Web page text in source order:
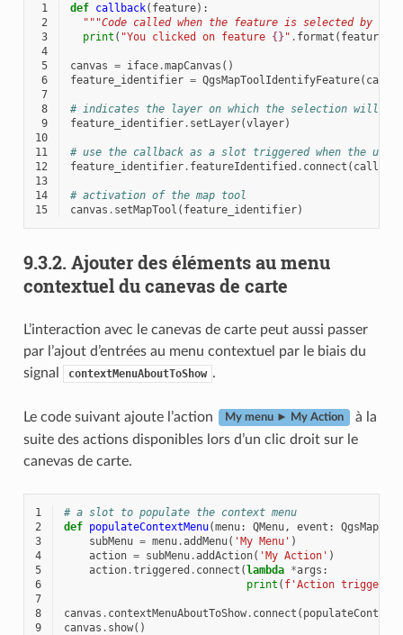
1 def callback( feature):
2
"""Code called when the feature is selected by
3
print ( "You clicked on feature {}" . format ( feature
4
5
canvas = iface.mapCanvas ()
6
feature_identifier = QgsMapToolIdentifyFeature( canvas
7
8
# indicates the layer on which the selection will be
9
feature_identifier. setLayer(vlayer)
10
11
# use the callback as a slot triggered when the
12
feature_identifier. featureIdentified . connect ( callback
13
14
# activation of the map tool
15
canvas . setMapTool ( feature_identifier)
9.3.2. Ajouter des éléments au menu
contextuel du canevas de carte
L’interaction avec le canevas de carte peut aussi passer
par l’ajout d’entrées au menu contextuel par le biais du
signal
contextMenuAboutToShow .
Le code suivant ajoute l’action My menu ► My Action
à la
suite des actions disponibles lors d’un clic droit sur le
canevas de carte.
1
# a slot to populate the context menu
2
def populateContextMenu(menu: QMenu, event :
3
subMenu = menu.addMenu( 'My Menu' )
4
action = subMenu.addAction( 'My Action' )
5
action.triggered . connect (lambda *args :
6
print ( f'Action
7
8
canvas . contextMenuAboutToShow. connect (
9
canvas . show()